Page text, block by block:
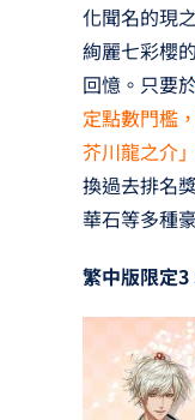
化聞名的現
絢麗七彩櫻
回憶。只要
定點數門檻
芥川龍之介
換過去排名
華石等多種
繁中版限定